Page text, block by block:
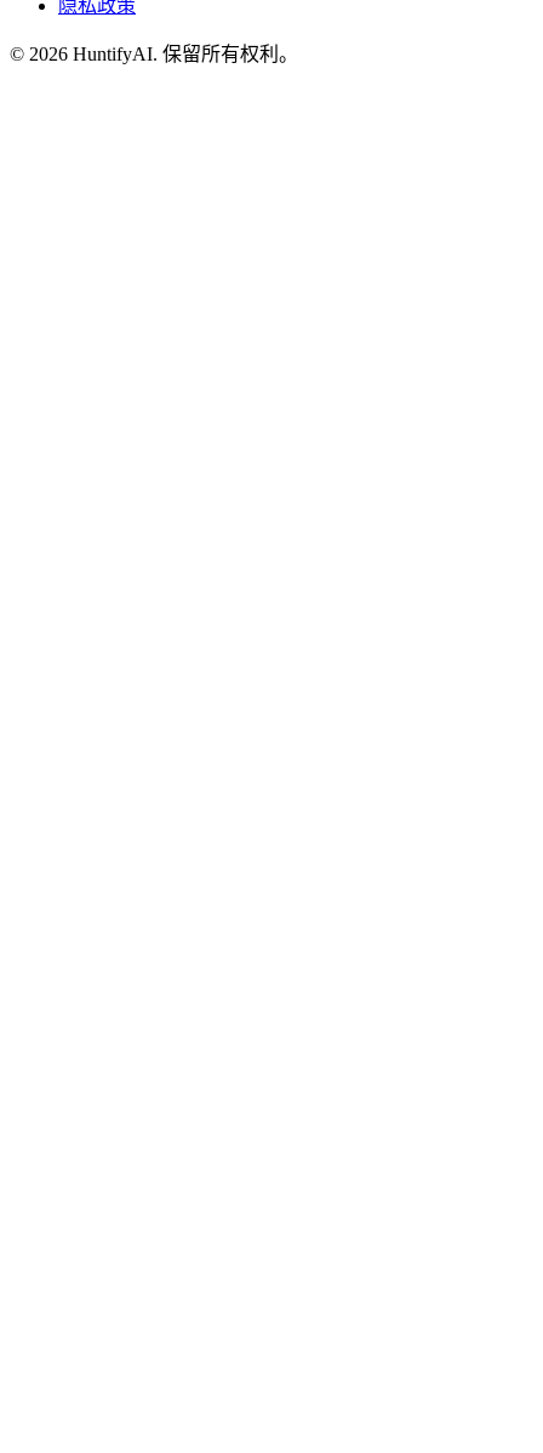
隐私政策
© 2026 HuntifyAI. 保留所有权利。